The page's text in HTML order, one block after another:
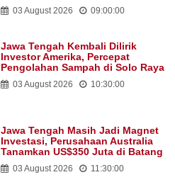
03 August 2026 09:00:00
Jawa Tengah Kembali Dilirik
Investor Amerika, Percepat
Pengolahan Sampah di Solo Raya
03 August 2026 10:30:00
Jawa Tengah Masih Jadi Magnet
Investasi, Perusahaan Australia
Tanamkan US$350 Juta di Batang
03 August 2026 11:30:00